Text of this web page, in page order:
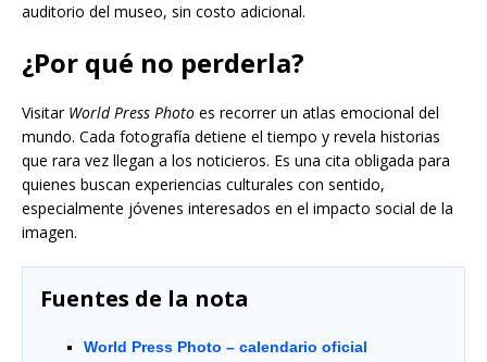
auditorio del museo, sin costo adicional.
¿Por qué no perderla?
Visitar World Press Photo es recorrer un atlas emocional del
mundo. Cada fotografía detiene el tiempo y revela historias
que rara vez llegan a los noticieros. Es una cita obligada para
quienes buscan experiencias culturales con sentido,
especialmente jóvenes interesados en el impacto social de la
imagen.
Fuentes de la nota
World Press Photo – calendario oficial